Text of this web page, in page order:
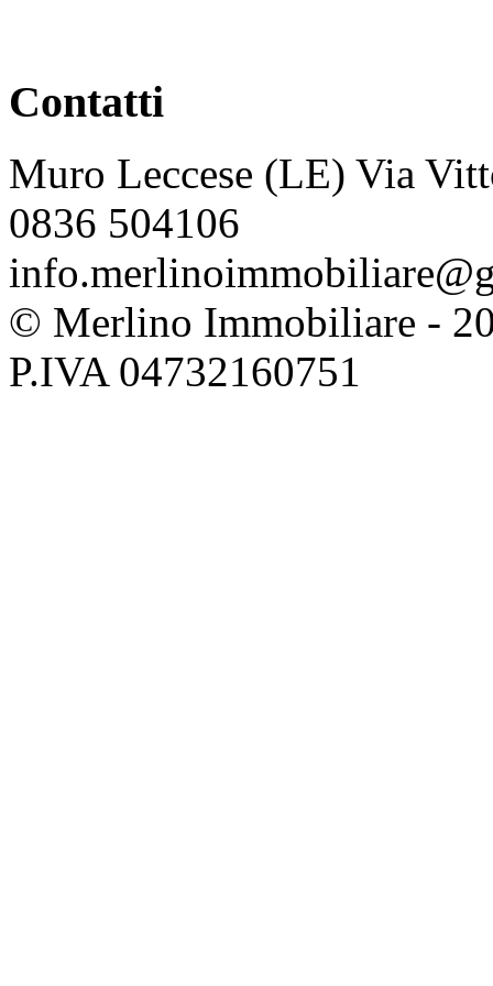
Contatti
Muro Leccese (LE) Via
0836 504106
© Merlino Immobiliare -
P.IVA 04732160751